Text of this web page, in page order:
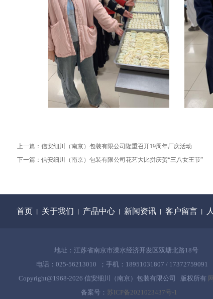
上一篇： 信安细川（南京）包装有限公司隆重召开19周年厂庆活动
下一篇： 信安细川（南京）包装有限公司花艺大比拼庆贺“三八女王节”
首页 关于我们 产品中心 新闻资讯 客户留言
地址：江苏省南京市溧水经济开发区双塘北路18号
电话：025-56213010 ；手机：18951031807 / 17372759091
Copyright@1968-2026 信安细川（南京）包装有限公司 版权所有
备案号： 苏ICP备2021023437号-1